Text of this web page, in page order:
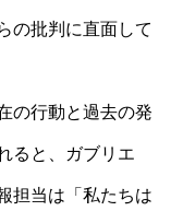
の批判に直面して
の行動と過去の発
ると、ガブリエ
担当は「私たちは